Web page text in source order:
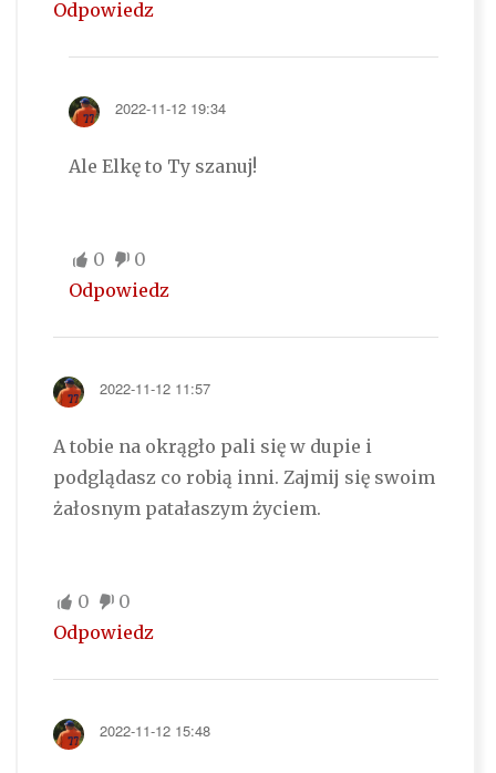
Odpowiedz
2022-11-12 19:34
Ale Elkę to Ty szanuj!
0
0
Odpowiedz
2022-11-12 11:57
A tobie na okrągło pali się w dupie i
podglądasz co robią inni. Zajmij się swoim
żałosnym patałaszym życiem.
0
0
Odpowiedz
2022-11-12 15:48